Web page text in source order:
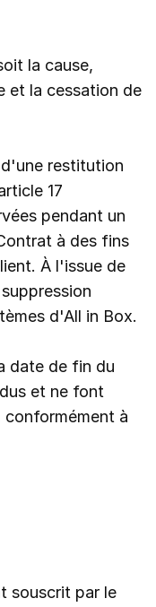
la cause,
et la cessation de
restitution
17
pendant un
à des fins
À l'issue de
d'All in Box.
date de fin du
et ne font
à
souscrit par le